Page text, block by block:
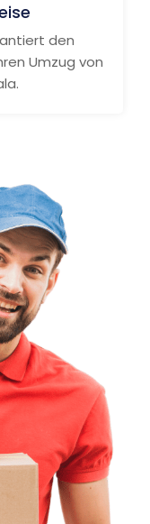
den
Umzug von